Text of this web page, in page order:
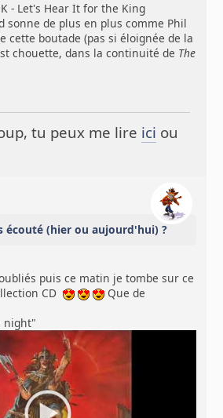
- Let's Hear It for the King
sonne de plus en plus comme Phil
cette boutade (pas si éloignée de la
chouette, dans la continuité de The
tu peux me lire ici ou
écouté (hier ou aujourd'hui) ?
puis ce matin je tombe sur ce
CD
Que de
night"